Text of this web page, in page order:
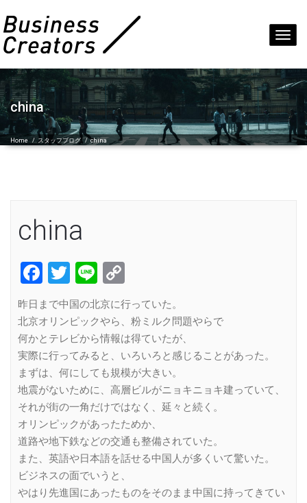
china
Home / スタッフブログ /china
china
Facebook
Twitter
Line
Link
昨日まで中国の北京に行っていた。
北京オリンピックやら、粉ミルク問題やらで
何かとテレビから情報は得ていたが、
実際に行ってみると、いろいろと感じることがあった。
まずは、何にしても規模が大きい。
地震がないために、高層ビルがニョキニョキ建っていて、
それが街の一角だけではなく、延々と続く。
オリンピックがあったためか、
道路や地下鉄などの交通も整備されていた。
また、英語や日本語を話せる中国人が多くいて驚いた。
ビジネスの面でいうと、
やはり先進国にあったものをそのまま中国に持ってきてい